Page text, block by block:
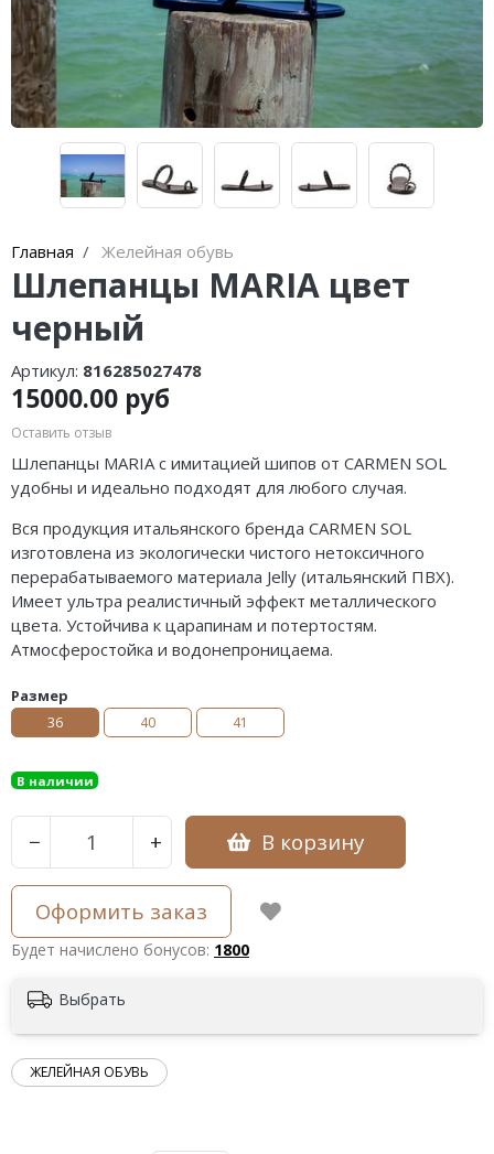
Главная Желейная обувь
Шлепанцы MARIA цвет
черный
Артикул: 816285027478
15000.00 руб
Оставить отзыв
Шлепанцы MARIA с имитацией шипов от CARMEN SOL
удобны и идеально подходят для любого случая.
Вся продукция итальянского бренда CARMEN SOL
изготовлена из экологически чистого нетоксичного
перерабатываемого материала Jelly (итальянский ПВХ).
Имеет ультра реалистичный эффект металлического
цвета. Устойчива к царапинам и потертостям.
Атмосферостойка и водонепроницаема.
Размер
36 40 41
В наличии
− + В корзину
Оформить заказ
Будет начислено бонусов: 1800
Выбрать
ЖЕЛЕЙНАЯ ОБУВЬ
чашечками
Купальники танкини
Купальники с плавками слипы
Купальники с плавками танга
Nuria Ferrer
Bond-eye
Heroine Sport
Milonga